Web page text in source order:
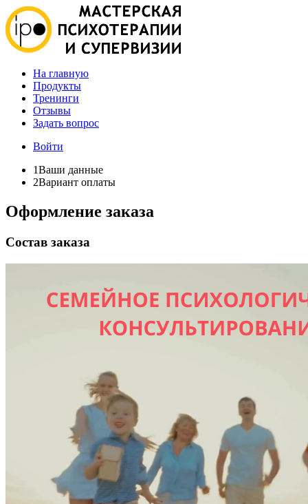
На главную
Продукты
Тренинги
Отзывы
Задать вопрос
Войти
1Ваши данные
2Вариант оплаты
Оформление заказа
Состав заказа